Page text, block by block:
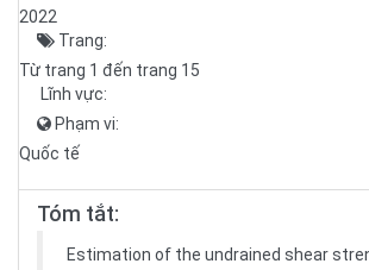
2022
Trang:
Từ trang 1 đến trang 15
Lĩnh vực:
Phạm vi:
Quốc tế
Tóm tắt:
Estimation of the undrained shear